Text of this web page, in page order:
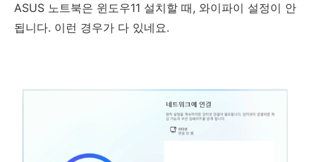
ASUS 노트북은 윈도우11 설치할 때, 와이파이 설정이 안
됩니다. 이런 경우가 다 있네요.